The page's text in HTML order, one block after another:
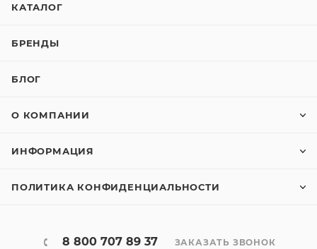
КАТАЛОГ
БРЕНДЫ
БЛОГ
О КОМПАНИИ
ИНФОРМАЦИЯ
ПОЛИТИКА КОНФИДЕНЦИАЛЬНОСТИ
8 800 707 89 37 ЗАКАЗАТЬ ЗВОНОК